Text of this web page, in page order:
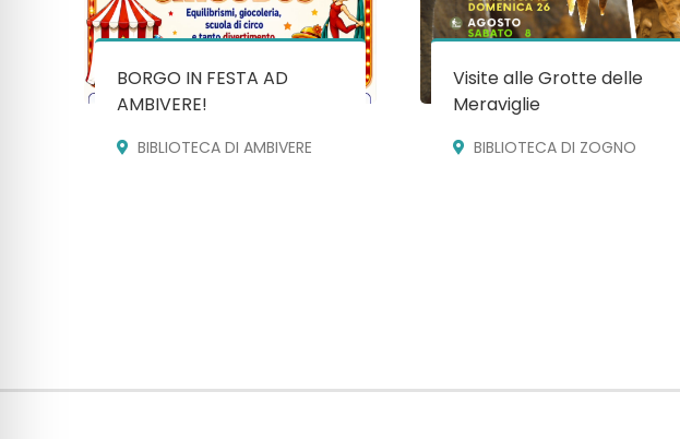
BORGO IN FESTA AD
AMBIVERE!
BIBLIOTECA DI AMBIVERE
Visite alle Grotte delle
Meraviglie
BIBLIOTECA DI ZOGNO